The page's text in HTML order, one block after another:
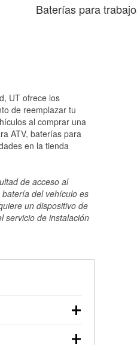
Baterías para
UT ofrece los
de reemplazar tu
al comprar una
ATV, baterías para
en la tienda
de acceso al
del vehículo es
un dispositivo de
servicio de instalación